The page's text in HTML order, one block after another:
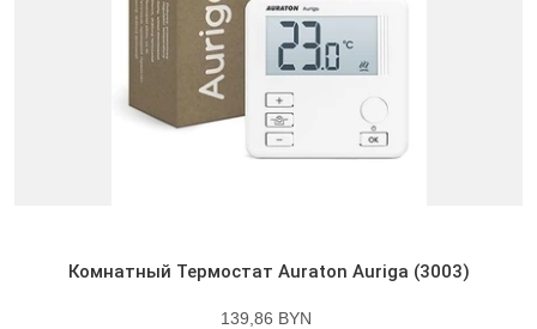
Комнатный Термостат Auraton Auriga (3003)
139,86 BYN